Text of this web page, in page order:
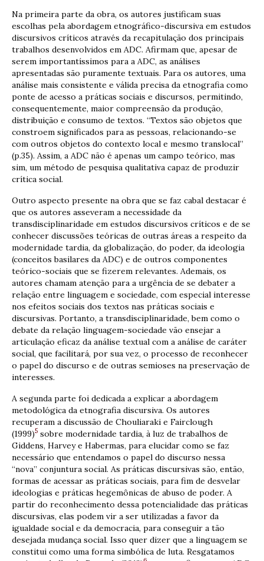
Na primeira parte da obra, os autores justificam suas
escolhas pela abordagem etnográfico-discursiva em estudos
discursivos críticos através da recapitulação dos principais
trabalhos desenvolvidos em ADC. Afirmam que, apesar de
serem importantíssimos para a ADC, as análises
apresentadas são puramente textuais. Para os autores, uma
análise mais consistente e válida precisa da etnografia como
ponte de acesso a práticas sociais e discursos, permitindo,
consequentemente, maior compreensão da produção,
distribuição e consumo de textos. “Textos são objetos que
constroem significados para as pessoas, relacionando-se
com outros objetos do contexto local e mesmo translocal”
(p.35). Assim, a ADC não é apenas um campo teórico, mas
sim, um método de pesquisa qualitativa capaz de produzir
crítica social.
Outro aspecto presente na obra que se faz cabal destacar é
que os autores asseveram a necessidade da
transdisciplinaridade em estudos discursivos críticos e de se
conhecer discussões teóricas de outras áreas a respeito da
modernidade tardia, da globalização, do poder, da ideologia
(conceitos basilares da ADC) e de outros componentes
teórico-sociais que se fizerem relevantes. Ademais, os
autores chamam atenção para a urgência de se debater a
relação entre linguagem e sociedade, com especial interesse
nos efeitos sociais dos textos nas práticas sociais e
discursivas. Portanto, a transdisciplinaridade, bem como o
debate da relação linguagem-sociedade vão ensejar a
articulação eficaz da análise textual com a análise de caráter
social, que facilitará, por sua vez, o processo de reconhecer
o papel do discurso e de outras semioses na preservação de
interesses.
A segunda parte foi dedicada a explicar a abordagem
metodológica da etnografia discursiva. Os autores
recuperam a discussão de Chouliaraki e Fairclough
(1999)5 sobre modernidade tardia, à luz de trabalhos de
Giddens, Harvey e Habermas, para elucidar como se faz
necessário que entendamos o papel do discurso nessa
“nova” conjuntura social. As práticas discursivas são, então,
formas de acessar as práticas sociais, para fim de desvelar
ideologias e práticas hegemônicas de abuso de poder. A
partir do reconhecimento dessa potencialidade das práticas
discursivas, elas podem vir a ser utilizadas a favor da
igualdade social e da democracia, para conseguir a tão
desejada mudança social. Isso quer dizer que a linguagem se
constitui como uma forma simbólica de luta. Resgatamos